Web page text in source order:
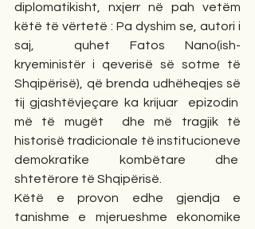
diplomatikisht, nxjerr në pah vetëm
këtë të vërtetë : Pa dyshim se, autori i
saj,  quhet Fatos Nano(ish-
kryeministër i qeverisë së sotme të
Shqipërisë), që brenda udhëheqjes së
tij gjashtëvjeçare ka krijuar  epizodin
më të mugët  dhe më tragjik të
historisë tradicionale të institucioneve
demokratike kombëtare dhe
shtetërore të Shqipërisë.
Këtë e provon edhe gjendja e
tanishme e mjerueshme ekonomike